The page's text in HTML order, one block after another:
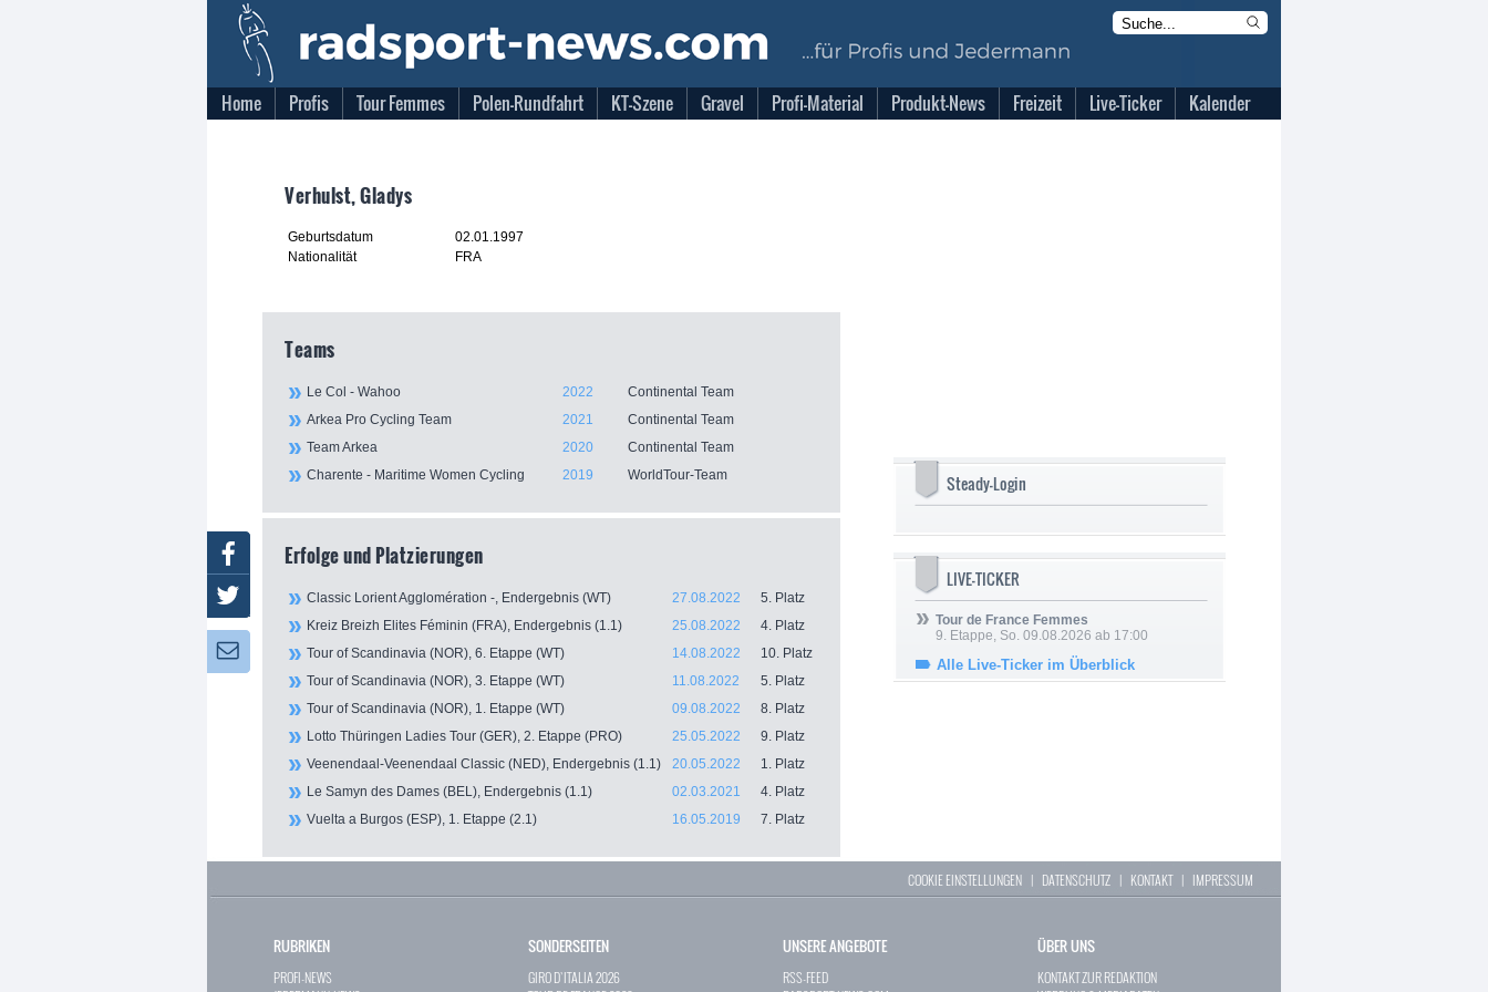
Home Profis Tour Femmes Polen-Rundfahrt KT-Szene Gravel Profi-Material Produkt-News Freizeit Live-Ticker Kalender
Verhulst, Gladys
Geburtsdatum
02.01.1997
Nationalität
FRA
Teams
Le Col - Wahoo 2022
Continental Team
Arkea Pro Cycling Team
2021
Continental Team
Team Arkea
2020
Continental Team
Charente - Maritime Women Cycling
2019 WorldTour-Team
Erfolge und Platzierungen
Classic Lorient Agglomération -, Endergebnis (WT) 5. Platz
27.08.2022
Kreiz Breizh Elites Féminin (FRA), Endergebnis (1.1)
4. Platz
25.08.2022
Tour of Scandinavia (NOR), 6. Etappe (WT)
10. Platz
14.08.2022
Tour of Scandinavia (NOR), 3. Etappe (WT)
5. Platz
11.08.2022
Tour of Scandinavia (NOR), 1. Etappe (WT)
8. Platz
09.08.2022
Lotto Thüringen Ladies Tour (GER), 2. Etappe (PRO)
9. Platz
25.05.2022
Veenendaal-Veenendaal Classic (NED), Endergebnis (1.1)
1. Platz
20.05.2022
Le Samyn des Dames (BEL), Endergebnis (1.1)
4. Platz
02.03.2021
Vuelta a Burgos (ESP), 1. Etappe (2.1)
7. Platz
16.05.2019
Steady-Login
LIVE-TICKER
Tour de France Femmes
9. Etappe, So. 09.08.2026 ab 17:00
Alle Live-Ticker im Überblick
Facebook
Twitter
Newsletter:
COOKIE EINSTELLUNGEN | DATENSCHUTZ | KONTAKT| IMPRESSUM
RUBRIKEN
PROFI-NEWS
SONDERSEITEN
GIRO D`ITALIA 2026
UNSERE ANGEBOTE
RSS-FEED
ÜBER UNS
KONTAKT ZUR REDAKTION